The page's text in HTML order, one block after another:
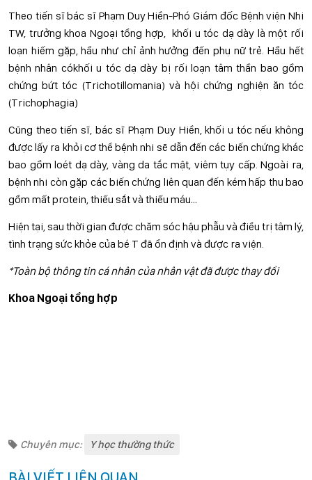
Theo tiến sĩ bác sĩ Phạm Duy Hiền-Phó Giám đốc Bệnh viện Nhi
TW, trưởng khoa Ngoại tổng hợp, khối u tóc dạ dày là một rối
loạn hiếm gặp, hầu như chỉ ảnh hưởng đến phụ nữ trẻ. Hầu hết
bệnh nhân cókhối u tóc dạ dày bị rối loạn tâm thần bao gồm
chứng bứt tóc (Trichotillomania) và hội chứng nghiện ăn tóc
(Trichophagia)
Cũng theo tiến sĩ, bác sĩ Phạm Duy Hiền, khối u tóc nếu không
được lấy ra khỏi cơ thể bệnh nhi sẽ dẫn đến các biến chứng khác
bao gồm loét dạ dày, vàng da tắc mật, viêm tụy cấp. Ngoài ra,
bệnh nhi còn gặp các biến chứng liên quan đến kém hấp thu bao
gồm mất protein, thiếu sắt và thiếu máu…
Hiện tại, sau thời gian được chăm sóc hậu phẫu và điều trị tâm lý,
tình trạng sức khỏe của bé T đã ổn định và được ra viện.
*Toàn bộ thông tin cá nhân của nhân vật đã được thay đổi
Khoa Ngoại tổng hợp
Chuyên mục: Y học thường thức